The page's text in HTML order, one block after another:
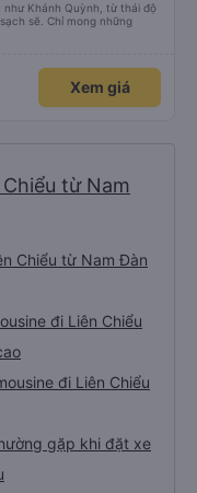
Khánh Quỳnh, từ thái độ
sẽ. Chỉ mong những
Xem giá
từ Nam
Chiểu từ Nam Đàn
đi Liên Chiểu
đi Liên Chiểu
gặp khi đặt xe